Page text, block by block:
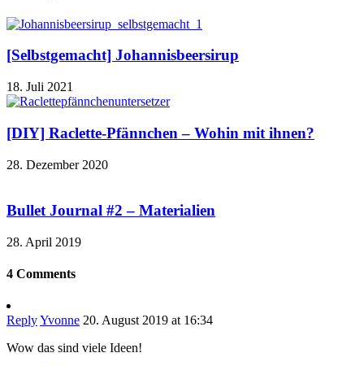
[Selbstgemacht] Johannisbeersirup
18. Juli 2021
[DIY] Raclette-Pfännchen – Wohin mit ihnen?
28. Dezember 2020
Bullet Journal #2 – Materialien
28. April 2019
4 Comments
ReplyYvonne 20. August 2019 at 16:34
Wow das sind viele Ideen!